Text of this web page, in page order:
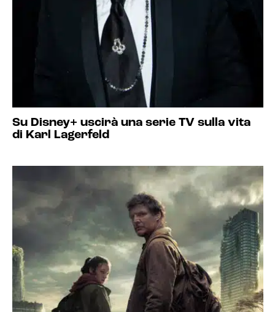
Su Disney+ uscirà una serie TV sulla vita
di Karl Lagerfeld